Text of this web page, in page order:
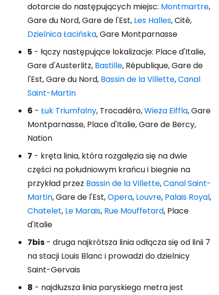
dotarcie do następujących miejsc: Montmartre,
Gare du Nord, Gare de l'Est, Les Halles, Cité,
Dzielnica Łacińska, Gare Montparnasse
5 - łączy następujące lokalizacje: Place d'Italie,
Gare d'Austerlitz, Bastille, République, Gare de
l'Est, Gare du Nord, Bassin de la Villette,Canal
Saint-Martin
6 - Łuk Triumfalny, Trocadéro,Wieża Eiffla, Gare
Montparnasse, Place d'Italie, Gare de Bercy,
Nation
7 - kręta linia, która rozgałęzia się na dwie
części na południowym krańcu i biegnie na
przykład przez Bassin de la Villette,Canal Saint-
Martin, Gare de l'Est,Opera, Louvre, Palais Royal,
Chatelet, Le Marais, Rue Mouffetard, Place
d'Italie
7bis - druga najkrótsza linia odłącza się od linii 7
na stacji Louis Blanc i prowadzi do dzielnicy
Saint-Gervais
8 - najdłuższa linia paryskiego metra jest